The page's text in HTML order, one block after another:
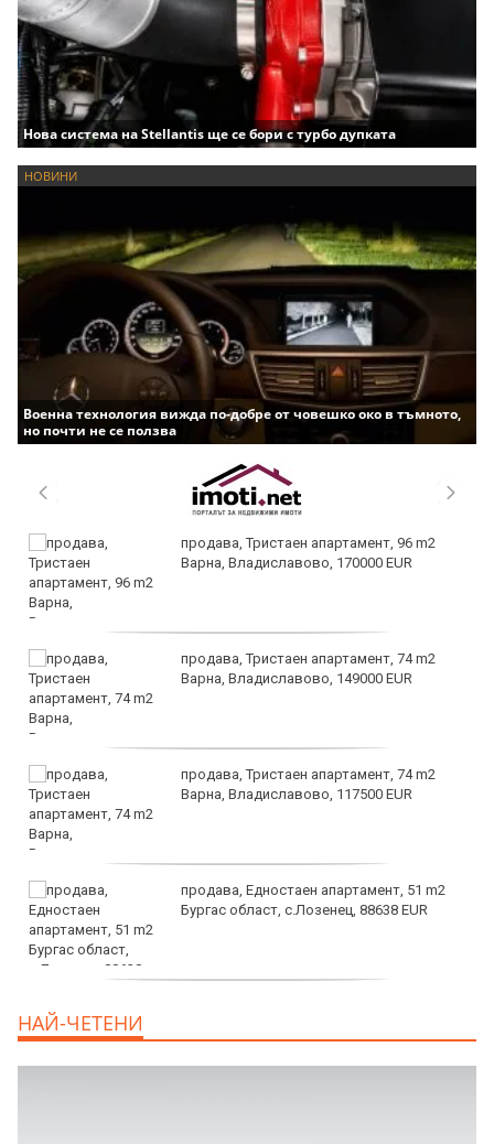
Нова система на Stellantis ще се бори с турбо дупката
НОВИНИ
Военна технология вижда по-добре от човешко око в тъмното,
но почти не се ползва
продава, Тристаен апартамент, 96 m2
Варна, Владиславово, 170000 EUR
продава, Тристаен апартамент, 74 m2
Варна, Владиславово, 149000 EUR
продава, Тристаен апартамент, 74 m2
Варна, Владиславово, 117500 EUR
продава, Едностаен апартамент, 51 m2
Бургас област, с.Лозенец, 88638 EUR
EUR
НАЙ-ЧЕТЕНИ